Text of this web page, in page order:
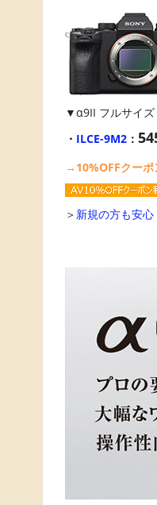
▼α9II フルサイズ
・ ILCE-9M2：
→10%OFFクーポ
＞ 新規の方も安